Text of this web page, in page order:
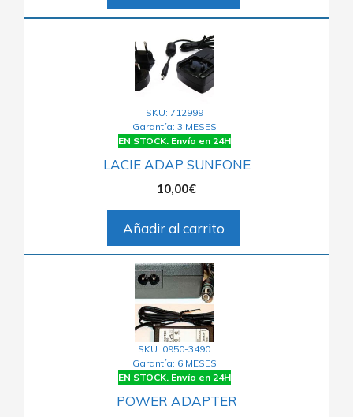
SKU: 712999
Garantía: 3 MESES
EN STOCK. Envío en 24H
LACIE ADAP SUNFONE
10,00€
Añadir al carrito
SKU: 0950-3490
Garantía: 6 MESES
EN STOCK. Envío en 24H
POWER ADAPTER